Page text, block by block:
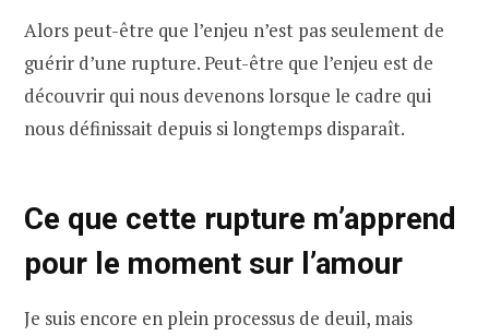
Alors peut-être que l’enjeu n’est pas seulement de
guérir d’une rupture. Peut-être que l’enjeu est de
découvrir qui nous devenons lorsque le cadre qui
nous définissait depuis si longtemps disparaît.
Ce que cette rupture m’apprend
pour le moment sur l’amour
Je suis encore en plein processus de deuil, mais